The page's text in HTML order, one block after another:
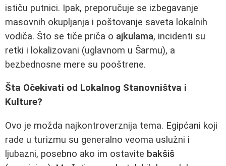
ističu putnici. Ipak, preporučuje se izbegavanje
masovnih okupljanja i poštovanje saveta lokalnih
vodiča. Što se tiče priča o ajkulama, incidenti su
retki i lokalizovani (uglavnom u Šarmu), a
bezbednosne mere su pooštrene.
Šta Očekivati od Lokalnog Stanovništva i
Kulture?
Ovo je možda najkontroverznija tema. Egipćani koji
rade u turizmu su generalno veoma uslužni i
ljubazni, posebno ako im ostavite bakšiš